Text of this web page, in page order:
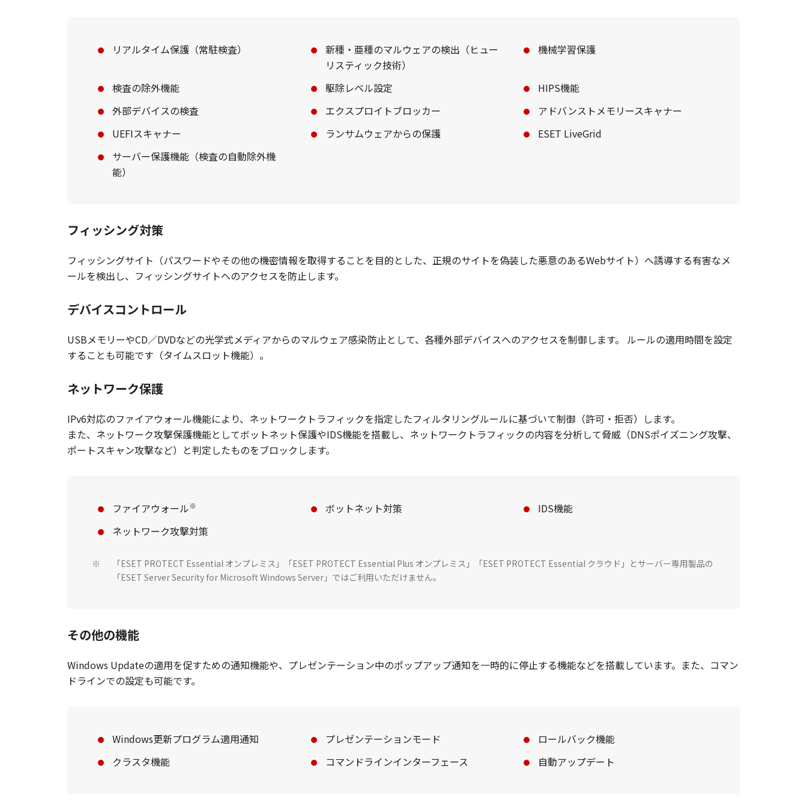
リアルタイム保護（常駐検査）
新種・亜種のマルウェアの検出（ヒュー
リスティック技術）
機械学習保護
検査の除外機能 駆除レベル設定
HIPS機能
外部デバイスの検査
エクスプロイトブロッカー
アドバンストメモリースキャナー
UEFIスキャナー
ランサムウェアからの保護
ESET LiveGrid
サーバー保護機能（検査の自動除外機
能）
フィッシング対策
フィッシングサイト（パスワードやその他の機密情報を取得することを目的とした、正規のサイトを偽装した悪意のあるWebサイト）へ誘導する有害なメ
ールを検出し、フィッシングサイトへのアクセスを防止します。
デバイスコントロール
USBメモリーやCD／DVDなどの光学式メディアからのマルウェア感染防止として、各種外部デバイスへのアクセスを制御します。 ルールの適用時間を設定
することも可能です（タイムスロット機能）。
ネットワーク保護
IPv6対応のファイアウォール機能により、ネットワークトラフィックを指定したフィルタリングルールに基づいて制御（許可・拒否）します。
また、ネットワーク攻撃保護機能としてボットネット保護やIDS機能を搭載し、ネットワークトラフィックの内容を分析して脅威（DNSポイズニング攻撃、
ポートスキャン攻撃など）と判定したものをブロックします。
ファイアウォール※ ボットネット対策
IDS機能
ネットワーク攻撃対策
※
「ESET PROTECT Essential オンプレミス」「ESET PROTECT Essential Plus オンプレミス」「ESET PROTECT Essential クラウド」とサーバー専用製品の
「ESET Server Security for Microsoft Windows Server」ではご利用いただけません。
その他の機能
Windows Updateの適用を促すための通知機能や、プレゼンテーション中のポップアップ通知を一時的に停止する機能などを搭載しています。また、コマン
ドラインでの設定も可能です。
Windows更新プログラム適用通知 プレゼンテーションモード
ロールバック機能
クラスタ機能
コマンドラインインターフェース 自動アップデート